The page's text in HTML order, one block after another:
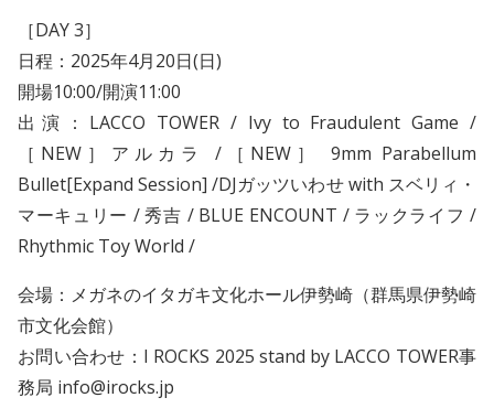
［DAY 3］
日程：2025年4月20日(日)
開場10:00/開演11:00
出演：LACCO TOWER / Ivy to Fraudulent Game /
［NEW］アルカラ /［NEW］ 9mm Parabellum
Bullet[Expand Session] /DJガッツいわせ with スベリィ・
マーキュリー / 秀吉 / BLUE ENCOUNT / ラックライフ /
Rhythmic Toy World /
会場：メガネのイタガキ文化ホール伊勢崎（群馬県伊勢崎
市文化会館）
お問い合わせ：I ROCKS 2025 stand by LACCO TOWER事
務局 info@irocks.jp